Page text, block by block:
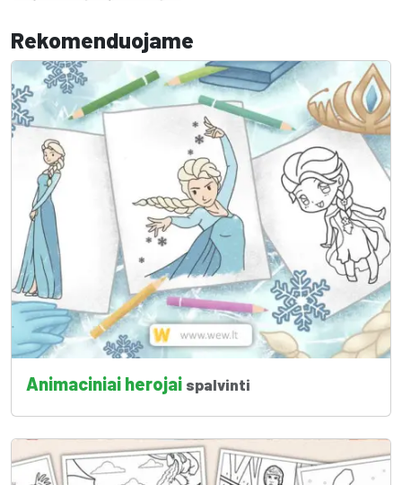
Rekomenduojame
Animaciniai herojai spalvinti